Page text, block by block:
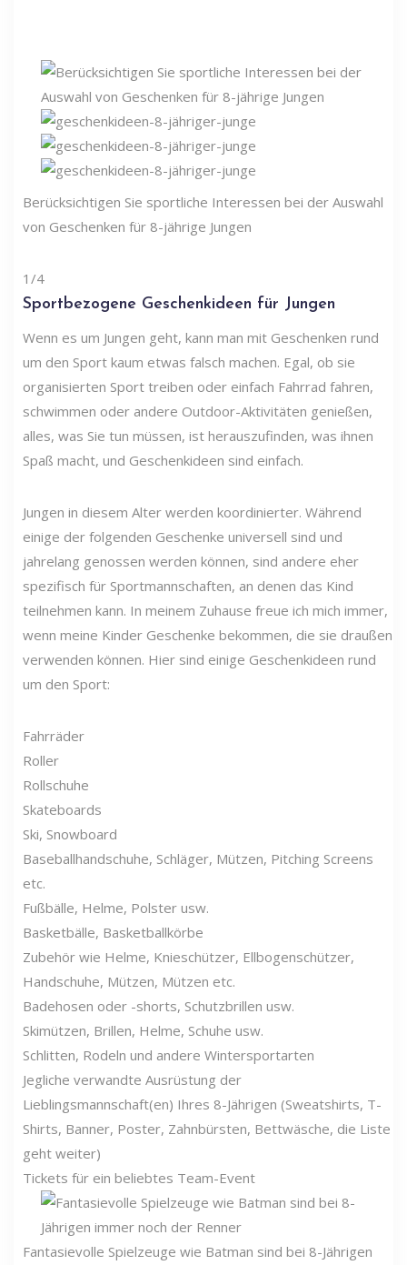
Berücksichtigen Sie sportliche Interessen bei der Auswahl
von Geschenken für 8-jährige Jungen
1/4
Sportbezogene Geschenkideen für Jungen
Wenn es um Jungen geht, kann man mit Geschenken rund
um den Sport kaum etwas falsch machen. Egal, ob sie
organisierten Sport treiben oder einfach Fahrrad fahren,
schwimmen oder andere Outdoor-Aktivitäten genießen,
alles, was Sie tun müssen, ist herauszufinden, was ihnen
Spaß macht, und Geschenkideen sind einfach.
Jungen in diesem Alter werden koordinierter. Während
einige der folgenden Geschenke universell sind und
jahrelang genossen werden können, sind andere eher
spezifisch für Sportmannschaften, an denen das Kind
teilnehmen kann. In meinem Zuhause freue ich mich immer,
wenn meine Kinder Geschenke bekommen, die sie draußen
verwenden können. Hier sind einige Geschenkideen rund
um den Sport:
Fahrräder
Roller
Rollschuhe
Skateboards
Ski, Snowboard
Baseballhandschuhe, Schläger, Mützen, Pitching Screens
etc.
Fußbälle, Helme, Polster usw.
Basketbälle, Basketballkörbe
Zubehör wie Helme, Knieschützer, Ellbogenschützer,
Handschuhe, Mützen, Mützen etc.
Badehosen oder -shorts, Schutzbrillen usw.
Skimützen, Brillen, Helme, Schuhe usw.
Schlitten, Rodeln und andere Wintersportarten
Jegliche verwandte Ausrüstung der
Lieblingsmannschaft(en) Ihres 8-Jährigen (Sweatshirts, T-
Shirts, Banner, Poster, Zahnbürsten, Bettwäsche, die Liste
geht weiter)
Tickets für ein beliebtes Team-Event
Fantasievolle Spielzeuge wie Batman sind bei 8-Jährigen